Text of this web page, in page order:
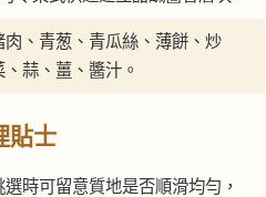
肉、青葱、青瓜絲、薄餅、炒
、蒜、薑、醬汁。
貼士
選時可留意質地是否順滑均勻，